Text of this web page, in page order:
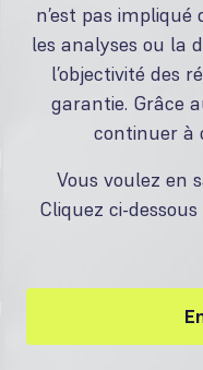
n’est pas
les analyses ou la
l’objectivité des
garantie. Grâce
continuer à
Vous voulez en
Cliquez ci-